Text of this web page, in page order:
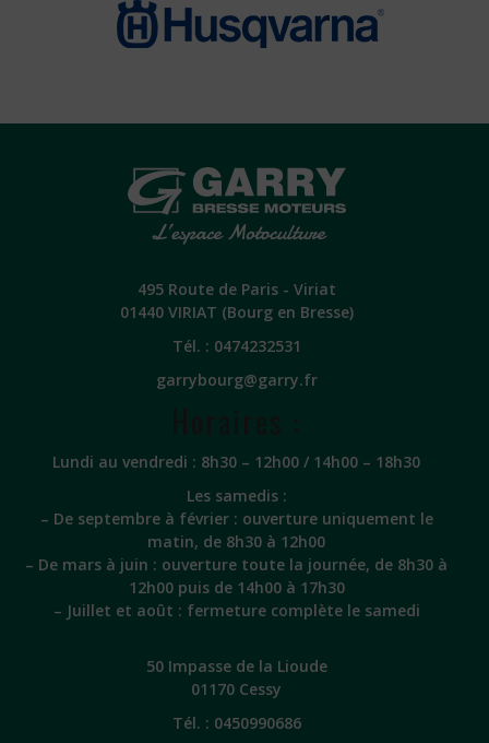
495 Route de Paris - Viriat
01440 VIRIAT (Bourg en Bresse)
Tél. : 0474232531
garrybourg@garry.fr
Lundi au vendredi : 8h30 – 12h00 / 14h00 – 18h30
Les samedis :
– De septembre à février : ouverture uniquement le
matin, de 8h30 à 12h00
– De mars à juin : ouverture toute la journée, de 8h30 à
12h00 puis de 14h00 à 17h30
– Juillet et août : fermeture complète le samedi
50 Impasse de la Lioude
01170 Cessy
Tél. : 0450990686